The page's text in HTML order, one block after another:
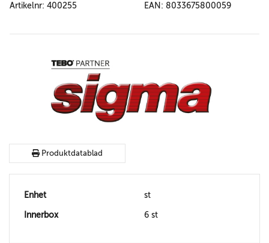
Artikelnr: 400255 EAN: 8033675800059
Produktdatablad
Enhet st
Innerbox 6 st